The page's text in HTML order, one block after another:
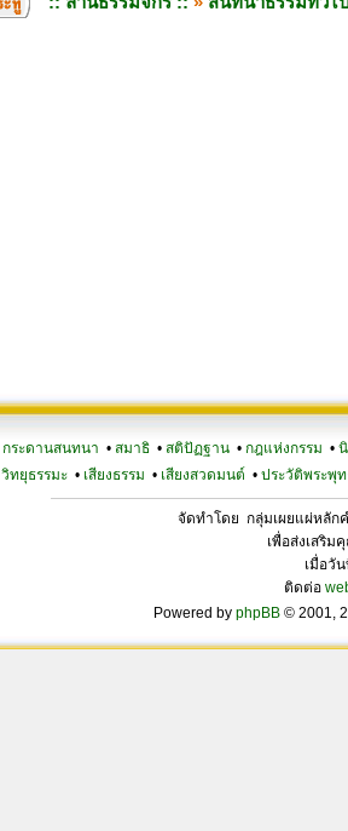
กระดานสนทนา • สมาธิ • สติปัฏฐาน • กฎแห่งกรรม •
วิทยุธรรมะ• เสียงธรรม • เสียงสวดมนต์ • ประวัติพระพุท
จัดทำโดย กลุ่มเผยแผ่หลัก
เพื่อส่งเสริม
เมื่อวั
ติดต่อ
Powered by phpBB © 2001,